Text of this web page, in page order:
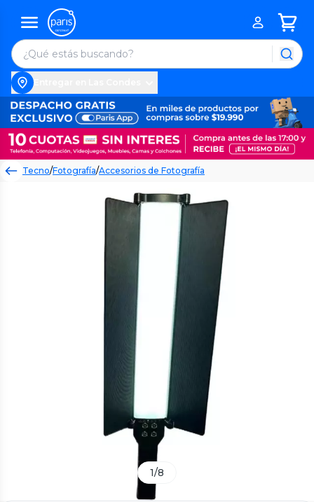
Tecno/Fotografía/Accesorios de Fotografía
1/8